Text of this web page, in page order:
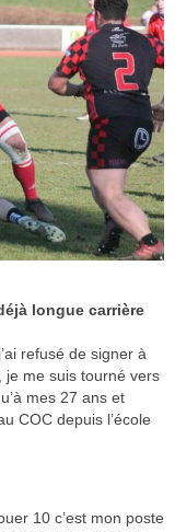
longue carrière
refusé de signer à
je me suis tourné vers
mes 27 ans et
COC depuis l’école
10 c’est mon poste